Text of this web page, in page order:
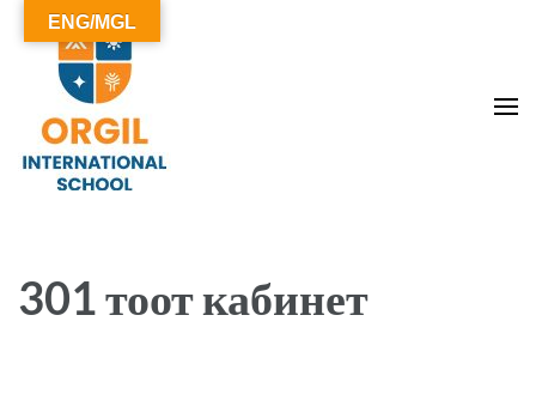
301 тоот кабинет
ENG/MGL